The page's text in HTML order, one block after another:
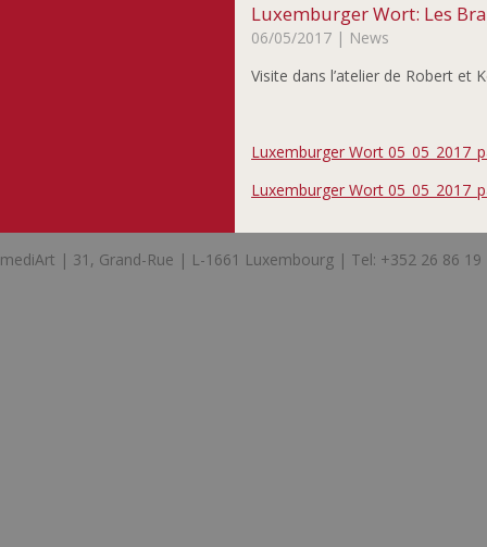
Luxemburger Wort: Les
06/05/2017 | News
Visite dans l’atelier de Robert et
Luxemburger Wort
Luxemburger Wort
mediArt | 31, Grand-Rue | L-1661 Luxembourg | Tel: +352 26 86